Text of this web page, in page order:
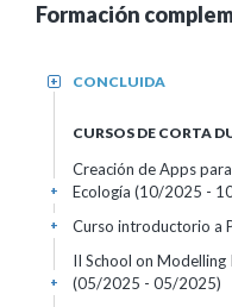
Formación
CONCLUIDA
+
CURSOS DE CORTA
Creación de Apps
Ecología (10/2025 -
+
Curso introductorio a
+
II School on Modelling
(05/2025 - 05/2025)
+